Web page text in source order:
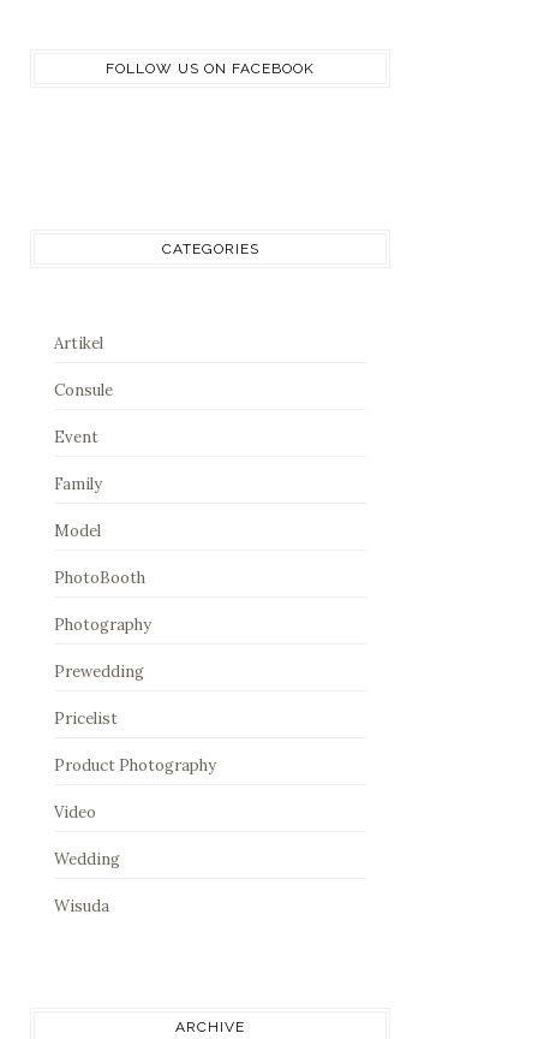
FOLLOW US ON FACEBOOK
CATEGORIES
Artikel
Consule
Event
Family
Model
PhotoBooth
Photography
Prewedding
Pricelist
Product Photography
Video
Wedding
Wisuda
ARCHIVE